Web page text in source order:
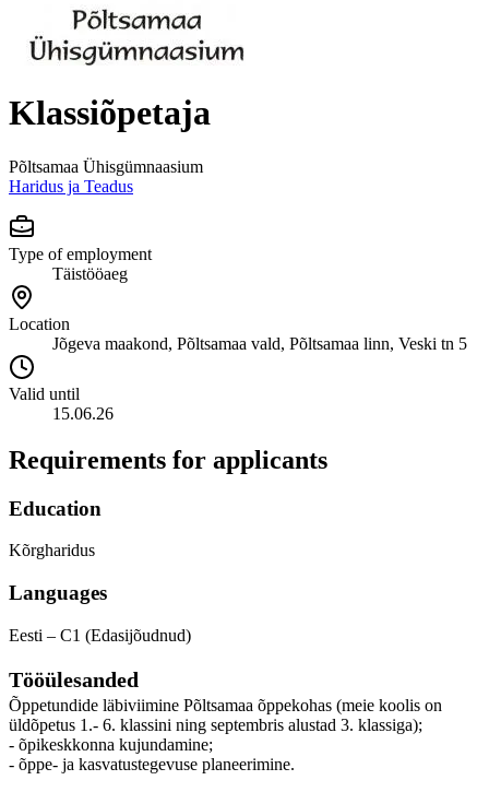
Klassiõpetaja
Põltsamaa Ühisgümnaasium
Haridus ja Teadus
Type of employment
Täistööaeg
Location
Jõgeva maakond, Põltsamaa vald, Põltsamaa linn, Veski tn 5
Valid until
15.06.26
Requirements for applicants
Education
Kõrgharidus
Languages
Eesti – C1 (Edasijõudnud)
Tööülesanded
Õppetundide läbiviimine Põltsamaa õppekohas (meie koolis on
üldõpetus 1.- 6. klassini ning septembris alustad 3. klassiga);
- õpikeskkonna kujundamine;
- õppe- ja kasvatustegevuse planeerimine.